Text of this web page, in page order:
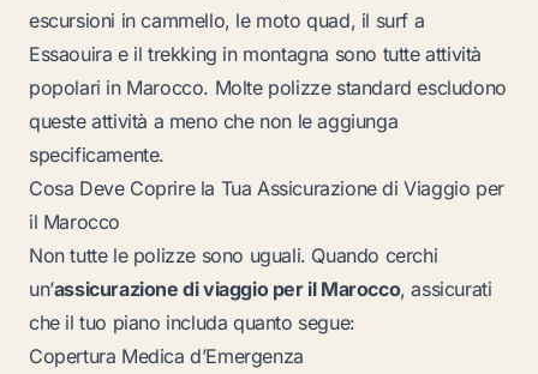
escursioni in cammello, le moto quad, il surf a
Essaouira e il trekking in montagna sono tutte attività
popolari in Marocco. Molte polizze standard escludono
queste attività a meno che non le aggiunga
specificamente.
Cosa Deve Coprire la Tua Assicurazione di Viaggio per
il Marocco
Non tutte le polizze sono uguali. Quando cerchi
un’assicurazione di viaggio per il Marocco, assicurati
che il tuo piano includa quanto segue:
Copertura Medica d’Emergenza